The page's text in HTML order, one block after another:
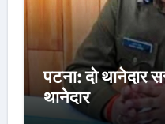
पटना: दो थानेदार
थानेदार